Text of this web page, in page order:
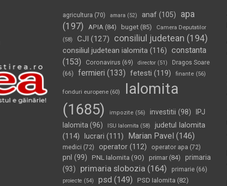
agricultura (70) amara (52) anaf(105)
apa
(197)
APIA(84) buget(85)
Camera Deputatilor
(58)
CJI (127) consiliul judetean (194)
consiliul judetean ialomita(116) constanta
(153)
Coronavirus (69) director(51)
Dragos Soare
(66)
fermieri (133) fetesti (119) finante (56)
fonduri europene(60)
Ialomita
(1685)
impozite (56) investitii (98)
IPJ
Ialomita (96) ISU Ialomita (58)
judetul Ialomita
(114) lucrari (111) Marian Pavel (146)
medici (72) operator(112) operator apa (72)
pnl (99) PNL Ialomita (90) primar(84)
primaria
(93)
primaria slobozia(164) primarie(66)
proiecte (54) psd (149) PSD Ialomita (82)